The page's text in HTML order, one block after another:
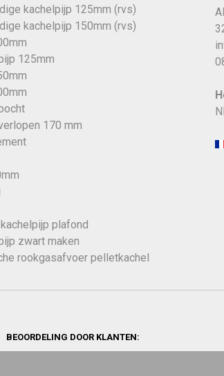
kachelpijp 125mm (rvs)
kachelpijp 150mm (rvs)
125mm
170 mm
plafond
zwart maken
rookgasafvoer pelletkachel
BEOORDELING DOOR KLANTEN: